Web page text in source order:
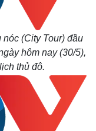
(City Tour) đầu
hôm nay (30/5),
thủ đô.